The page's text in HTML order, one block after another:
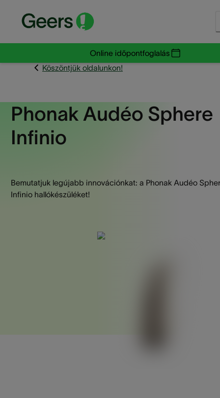
Online időpontfoglalás
Köszöntjük oldalunkon!
Phonak Audéo Sphere
Infinio
Bemutatjuk legújabb innovációnkat: a Phonak Audéo
Infinio hallókészüléket!